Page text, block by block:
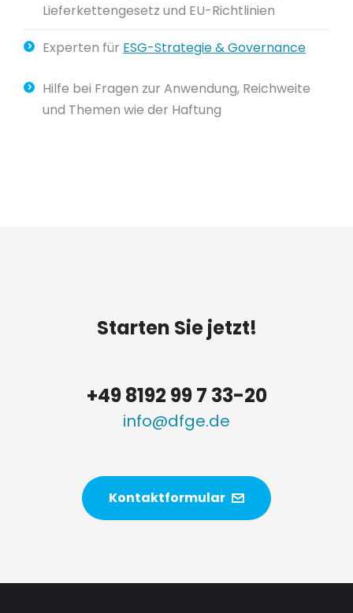
Lieferkettengesetz und EU-Richtlinien
Experten für ESG-Strategie & Governance
Hilfe bei Fragen zur Anwendung, Reichweite
und Themen wie der Haftung
Starten Sie jetzt!
+49 8192 99 7 33-20
info@dfge.de
Kontaktformular